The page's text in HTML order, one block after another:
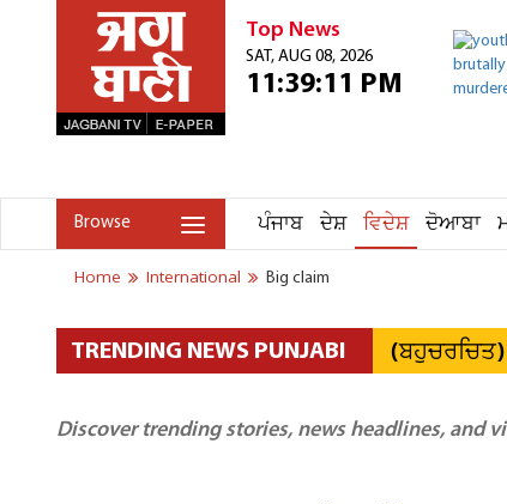
Top News
SAT, AUG 08, 2026
11:39:11 PM
Browse ਪੰਜਾਬ ਦੇਸ਼ ਵਿਦੇਸ਼ ਦੋਆਬਾ
Home International Big claim
TRENDING NEWS PUNJABI (ਬਹੁਚਰਚਿਤ)
Discover trending stories, news headlines, and